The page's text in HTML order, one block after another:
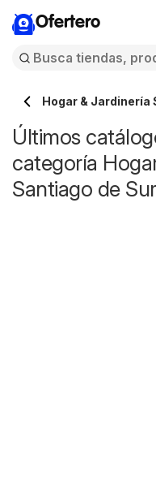
Ofertero
Hogar & Jardinería
Últimos
categoría
Santiago de